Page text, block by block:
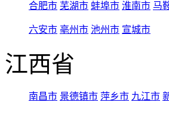
合肥市 芜湖市 蚌埠市 淮南市 马
六安市 亳州市 池州市 宣城市
江西省
南昌市 景德镇市 萍乡市 九江市